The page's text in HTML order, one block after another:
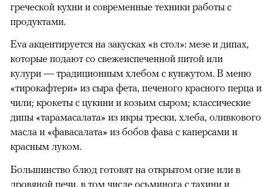
греческой кухни и современные техники работы с
продуктами.
Eva акцентируется на закусках «в стол»: мезе и дипах,
которые подают со свежеиспеченной питой или
кулури — традиционным хлебом с кунжутом. В меню
«тирокафтери» из сыра фета, печеного красного перца и
чили; крокеты c цукини и козьим сыром; классические
дипы «тарамасалата» из икры трески, хлеба, оливкового
масла и «фавасалата» из бобов фава с каперсами и
красным луком.
Большинство блюд готовят на открытом огне или в
дровяной печи, в том числе осьминога с тахини и